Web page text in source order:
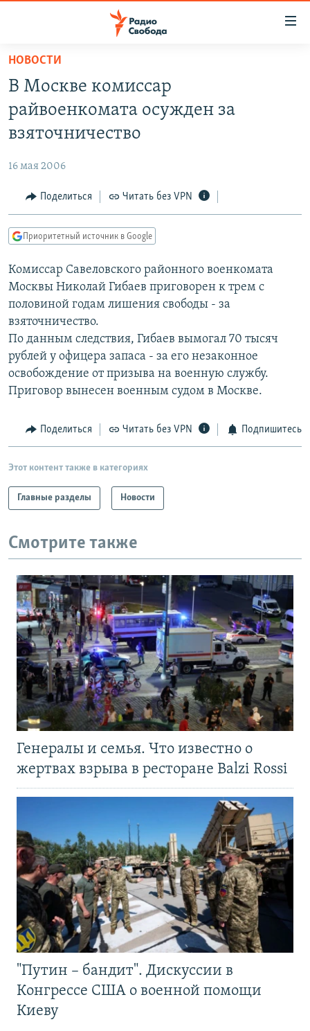
упрощенного
доступа
Вернуться
основному
Вернутся
Вернутся
поиску
АВТОРСКИЕ ПРОЕКТЫ
МНЕНИЯ
КУЛЬТУРА
КАВКАЗ.РЕАЛИИ
СЕВЕР.РЕАЛИИ
СИБИРЬ.РЕАЛИИ
РАСПИСАНИЕ ВЕЩАНИЯ
ПОДПИШИТЕСЬ НА РАССЫЛКУ
СОЦИАЛЬНЫЕ СЕТИ
НОВОСТИ
В Москве комиссар
райвоенкомата осужден за
взяточничество
16 мая 2006
Поделиться Читать без VPN
Приоритетный источник в Google
Комиссар Савеловского районного военкомата
Москвы Николай Гибаев приговорен к трем с
половиной годам лишения свободы - за
взяточничество.
По данным следствия, Гибаев вымогал 70 тысяч
рублей у офицера запаса - за его незаконное
освобождение от призыва на военную службу.
Приговор вынесен военным судом в Москве.
Поделиться Читать без VPN Подпишитесь
Этот контент также в категориях
Главные разделы Новости
Смотрите также
Генералы и семья. Что известно о
жертвах взрыва в ресторане Balzi Rossi
"Путин – бандит". Дискуссии в
Конгрессе США о военной помощи
Киеву